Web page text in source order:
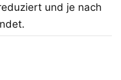
und je nach